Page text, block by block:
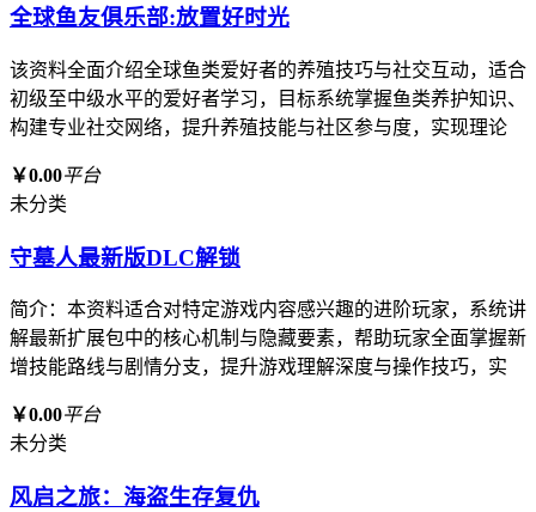
全球鱼友俱乐部:放置好时光
该资料全面介绍全球鱼类爱好者的养殖技巧与社交互动，适合
初级至中级水平的爱好者学习，目标系统掌握鱼类养护知识、
构建专业社交网络，提升养殖技能与社区参与度，实现理论
￥0.00平台
未分类
守墓人最新版DLC解锁
简介：本资料适合对特定游戏内容感兴趣的进阶玩家，系统讲
解最新扩展包中的核心机制与隐藏要素，帮助玩家全面掌握新
增技能路线与剧情分支，提升游戏理解深度与操作技巧，实
￥0.00平台
未分类
风启之旅：海盗生存复仇